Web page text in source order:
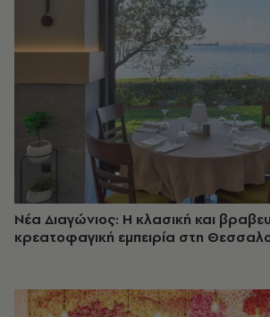
Νέα Διαγώνιος: Η κλασική και
κρεατοφαγική εμπειρία στη